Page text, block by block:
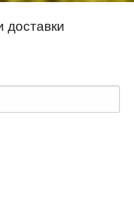
доставки